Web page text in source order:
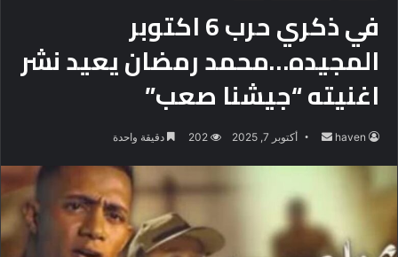
في ذكري حرب 6 اكتوبر
المجيده…محمد رمضان يعيد نشر
اغنيته “جيشنا صعب”
haven
ب
أكتوبر 7, 2025 202 دقيقة واحدة